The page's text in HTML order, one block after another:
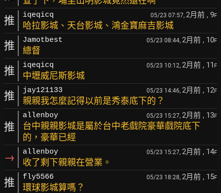
推 iqeqicq 05/23 07:57, 2月前 , 9F
哈拉影城、天台影城、鴻金寶麻吉影城
推 Jamotbest 05/23 08:44, 2月前 , 10F
總督
推 iqeqicq 05/23 10:12, 2月前 , 11 F
中壢威尼斯影城
推 jay121133 05/23 14:46, 2月前 , 12F
親親我怎麼記得以前是秀泰底下的？
推
allenboy 05/23 15:27, 2月前 , 13F
台中親親影城是屬於台中老戲院豪華戲院底下
的，豪華已經
→ allenboy 05/23 15:27, 2月前 , 14F
收了剩下親親在營業。
推 fly5566 05/23 18:28, 2月前 , 15F
環球影城算嗎？